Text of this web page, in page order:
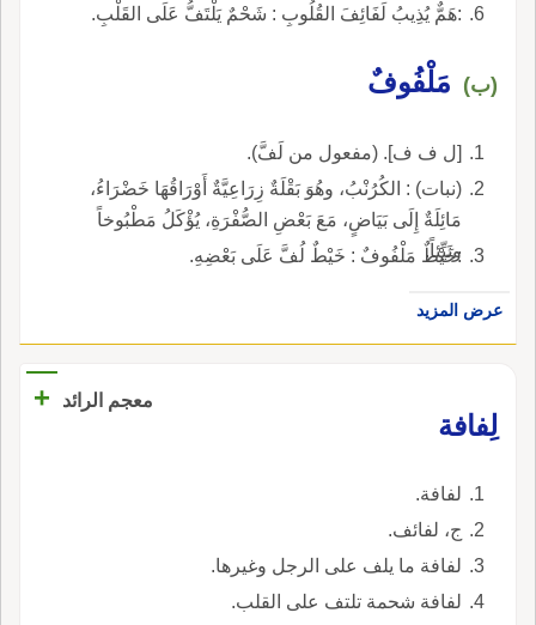
:هَمٌّ يُذِيبُ لَفَائِفَ القُلُوبِ : شَحْمٌ يَلْتَفُّ عَلَى القَلْبِ.
(ب) مَلْفُوفٌ
[ل ف ف]. (مفعول من لَفَّ).
(نبات) : الكُرُنْبُ، وهُوَ بَقْلَةٌ زِرَاعِيَّةٌ أَوْرَاقُهَا خَضْرَاءُ،
مَائِلَةٌ إِلَى بَيَاضٍ، مَعَ بَعْضِ الصُّفْرَةِ، يُؤْكَلُ مَطْبُوخاً
ونَيِّئاً.
:خَيْطٌ مَلْفُوفٌ : خَيْطٌ لُفَّ عَلَى بَعْضِهِ.
عرض المزيد
معجم الرائد
+
لِفافة
لفافة.
ج، لفائف.
لفافة ما يلف على الرجل وغيرها.
لفافة شحمة تلتف على القلب.